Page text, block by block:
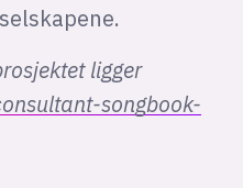
ligger
songbook-